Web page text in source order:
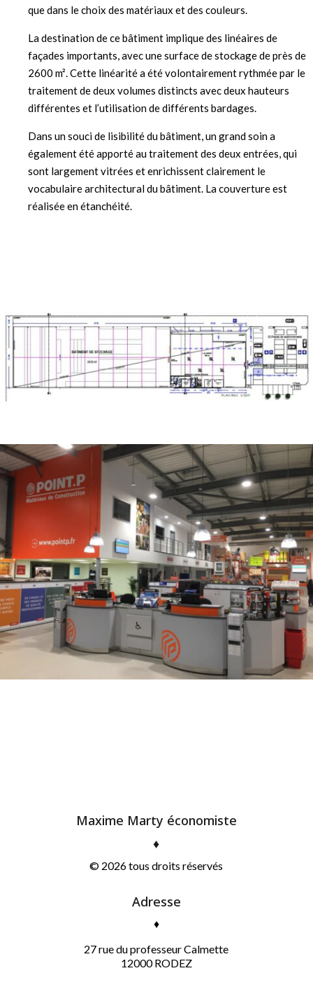
que dans le choix des matériaux et des couleurs.
La destination de ce bâtiment implique des linéaires de
façades importants, avec une surface de stockage de près de
2600 m². Cette linéarité a été volontairement rythmée par le
traitement de deux volumes distincts avec deux hauteurs
différentes et l’utilisation de différents bardages.
Dans un souci de lisibilité du bâtiment, un grand soin a
également été apporté au traitement des deux entrées, qui
sont largement vitrées et enrichissent clairement le
vocabulaire architectural du bâtiment. La couverture est
réalisée en étanchéité.
Maxime Marty économiste
♦
© 2026 tous droits réservés
Adresse
♦
27 rue du professeur Calmette
12000 RODEZ